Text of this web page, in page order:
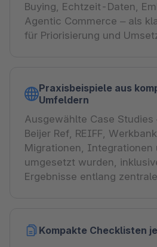
Buying, Echtzeit-Daten,
Agentic Commerce – als
für Priorisierung und
Praxisbeispiele aus
Umfeldern
Ausgewählte Case Studies
Beijer Ref, REIFF,
Migrationen, Integrationen
umgesetzt wurden,
Ergebnisse entlang
Kompakte Checklisten